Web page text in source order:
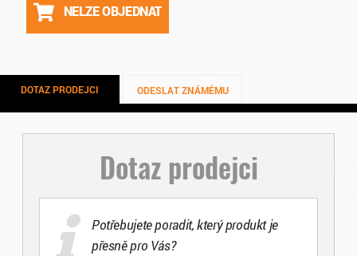
NELZE OBJEDNAT
DOTAZ PRODEJCI ODESLAT ZNÁMÉMU
Dotaz prodejci
Potřebujete poradit, který produkt je
přesně pro Vás?